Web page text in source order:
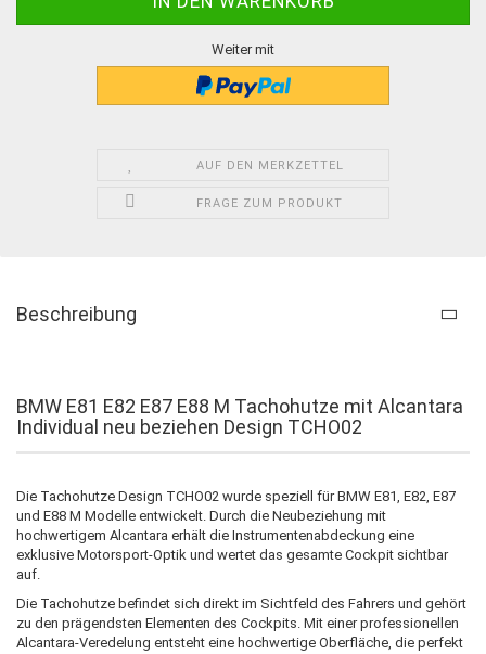
Weiter mit
AUF DEN MERKZETTEL
FRAGE ZUM PRODUKT
Beschreibung
BMW E81 E82 E87 E88 M Tachohutze mit Alcantara
Individual neu beziehen Design TCHO02
Die Tachohutze Design TCHO02 wurde speziell für BMW E81, E82, E87
und E88 M Modelle entwickelt. Durch die Neubeziehung mit
hochwertigem Alcantara erhält die Instrumentenabdeckung eine
exklusive Motorsport-Optik und wertet das gesamte Cockpit sichtbar
auf.
Die Tachohutze befindet sich direkt im Sichtfeld des Fahrers und gehört
zu den prägendsten Elementen des Cockpits. Mit einer professionellen
Alcantara-Veredelung entsteht eine hochwertige Oberfläche, die perfekt